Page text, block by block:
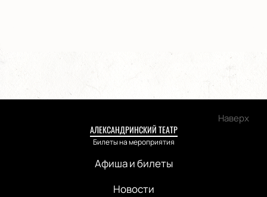
Наверх
АЛЕКСАНДРИНСКИЙ ТЕАТР
Билеты на мероприятия
Афиша и билеты
Новости